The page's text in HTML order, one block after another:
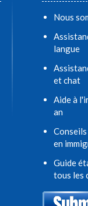
Nous
langue
et chat
Aide à
an
en
Guide
tous les